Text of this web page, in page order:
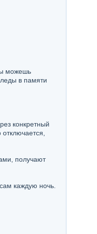
можешь
в памяти
конкретный
получают
каждую ночь.